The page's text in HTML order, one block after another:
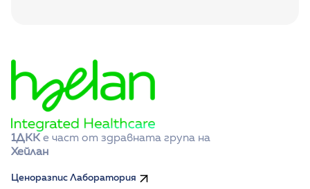
1ДКК
Хейлан
Ценоразпис Лаборатория